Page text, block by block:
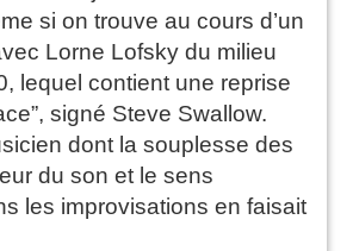
si on trouve au cours d’un
Lorne Lofsky du milieu
lequel contient une reprise
signé Steve Swallow.
dont la souplesse des
du son et le sens
les improvisations en faisait